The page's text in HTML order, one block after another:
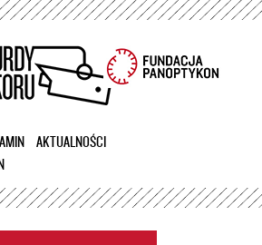
Przejdź
treści
AKTUALNOŚCI